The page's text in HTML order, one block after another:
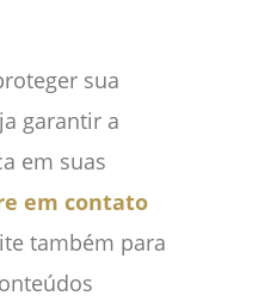
sua
garantir a
em suas
em contato
também para